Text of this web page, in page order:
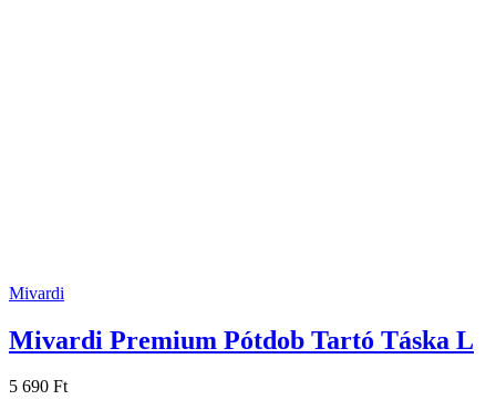
Mivardi
Mivardi Premium Pótdob Tartó Táska L
5 690 Ft